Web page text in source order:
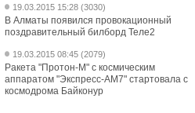
19.03.2015 15:28 (3030)
В Алматы появился провокационный
поздравительный билборд Теле2
19.03.2015 08:45 (2079)
Ракета "Протон-М" с космическим
аппаратом "Экспресс-АМ7" стартовала с
космодрома Байконур